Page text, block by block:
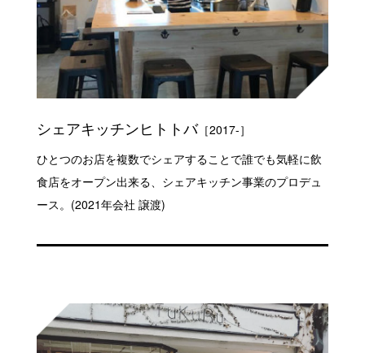
シェアキッチンヒトトバ［2017-］
ひとつのお店を複数でシェアすることで誰でも気軽に飲
食店をオープン出来る、シェアキッチン事業のプロデュ
ース。(2021年会社 譲渡)